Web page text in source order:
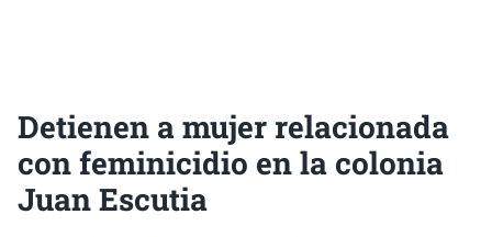
Detienen a mujer relacionada
con feminicidio en la colonia
Juan Escutia